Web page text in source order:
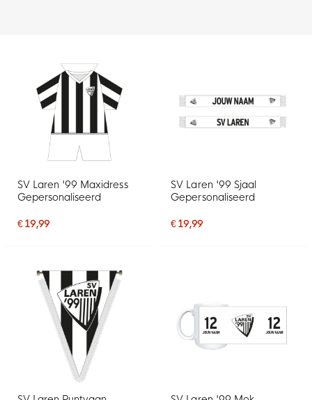
SV Laren '99 Maxidress
Gepersonaliseerd
€ 19,99
SV Laren '99 Sjaal
Gepersonaliseerd
€ 19,99